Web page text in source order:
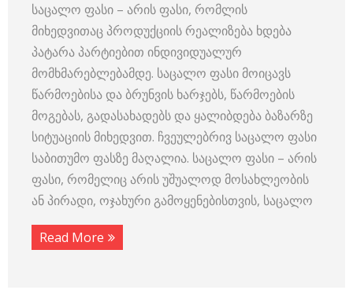
საცალო ფასი – არის ფასი, რომლის
მიხედვითაც პროდუქციის რეალიზება ხდება
პატარა პარტიებით ინდივიდუალურ
მომხმარებლებამდე. საცალო ფასი მოიცავს
წარმოებისა და ბრუნვის ხარჯებს, წარმოების
მოგებას, გადასახადებს და ყალიბდება ბაზარზე
სიტუაციის მიხედვით. ჩვეულებრივ საცალო ფასი
საბითუმო ფასზე მაღალია. საცალო ფასი – არის
ფასი, რომელიც არის უშუალოდ მოსახლეობის
ან პირადი, ოჯახური გამოყენებისთვის, საცალო
Read More